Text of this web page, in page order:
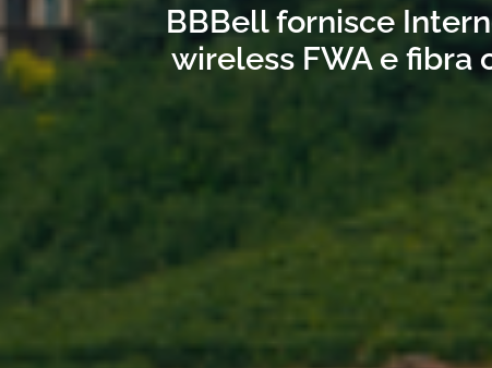
BBBell fornisce
wireless FWA e fibra